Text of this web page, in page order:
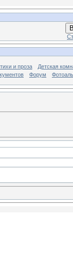
и проза
Детская
Форум